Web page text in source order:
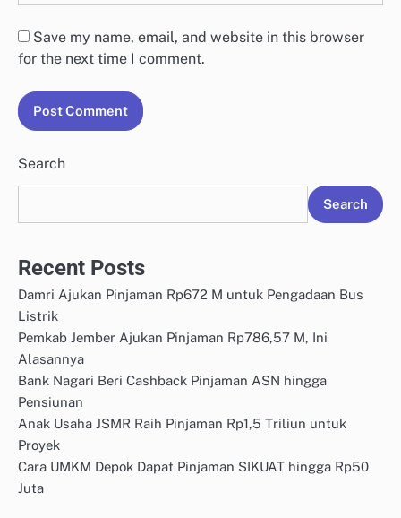
Save my name, email, and website in this browser
for the next time I comment.
Search
Search
Recent Posts
Damri Ajukan Pinjaman Rp672 M untuk Pengadaan Bus
Listrik
Pemkab Jember Ajukan Pinjaman Rp786,57 M, Ini
Alasannya
Bank Nagari Beri Cashback Pinjaman ASN hingga
Pensiunan
Anak Usaha JSMR Raih Pinjaman Rp1,5 Triliun untuk
Proyek
Cara UMKM Depok Dapat Pinjaman SIKUAT hingga Rp50
Juta